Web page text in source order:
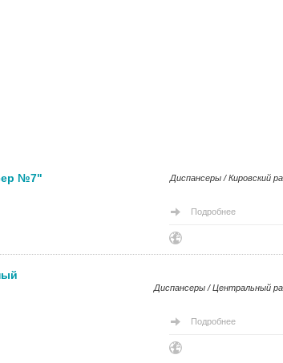
№7" Диспансеры / Кировский
Подробнее
Диспансеры / Центральный
Подробнее